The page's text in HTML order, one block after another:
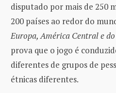
disputado por mais de 250
200 países ao redor do
Europa, América Central e
prova que o jogo é
diferentes de grupos de
étnicas diferentes.